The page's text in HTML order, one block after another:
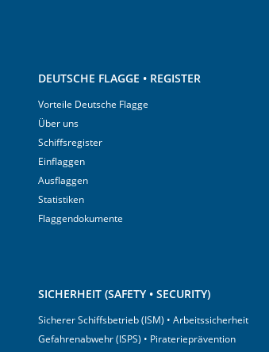
DEUTSCHE FLAGGE • REGISTER
Vorteile Deutsche Flagge
Über uns
Schiffsregister
Einflaggen
Ausflaggen
Statistiken
Flaggendokumente
SICHERHEIT (SAFETY • SECURITY)
Sicherer Schiffsbetrieb (ISM) • Arbeitssicherheit
Gefahrenabwehr (ISPS) • Piraterieprävention